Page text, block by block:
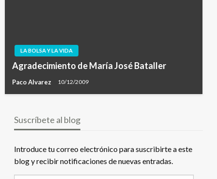
LA BOLSA Y LA VIDA
Agradecimiento de María José Bataller
Paco Alvarez 10/12/2009
Suscríbete al blog
Introduce tu correo electrónico para suscribirte a este
blog y recibir notificaciones de nuevas entradas.